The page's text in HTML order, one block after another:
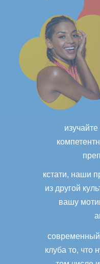
клуба то, что
кстати, наши
из другой
вашу